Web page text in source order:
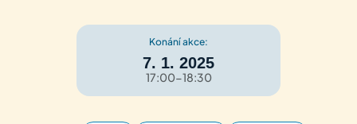
Konání akce:
7. 1. 2025
17:00-18:30